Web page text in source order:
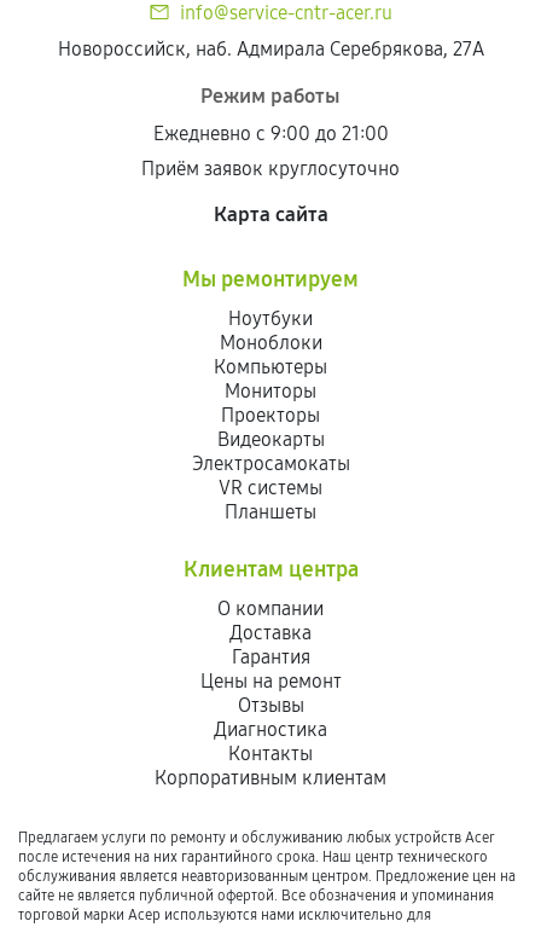
info@service-cntr-acer.ru
Новороссийск, наб. Адмирала Серебрякова, 27А
Режим работы
Ежедневно с 9:00 до 21:00
Приём заявок круглосуточно
Карта сайта
Мы ремонтируем
Ноутбуки
Моноблоки
Компьютеры
Мониторы
Проекторы
Видеокарты
Электросамокаты
VR системы
Планшеты
Клиентам центра
О компании
Доставка
Гарантия
Цены на ремонт
Отзывы
Диагностика
Контакты
Корпоративным клиентам
Предлагаем услуги по ремонту и обслуживанию любых устройств Acer
после истечения на них гарантийного срока. Наш центр технического
обслуживания является неавторизованным центром. Предложение цен на
сайте не является публичной офертой. Все обозначения и упоминания
торговой марки Асер используются нами исключительно для